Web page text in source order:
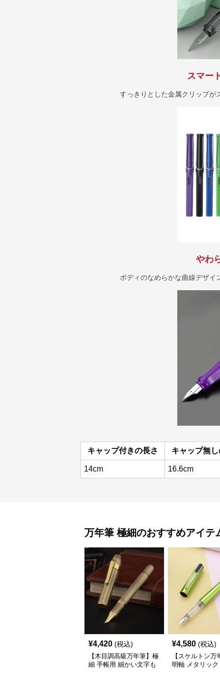
スマー
すっきりとした金属クリップが
やわ
ボディのなめらかな曲線デザイ
キャップ付きの長さ キャップ無し
14cm 16.6cm
万年筆 極細のおすすめアイテ
¥4,420 (税込)
【木目調高級万年筆】極
細 手帳用 細かい文字も
¥4,580 (税込)
【スケルトン万
明軸 メタリック